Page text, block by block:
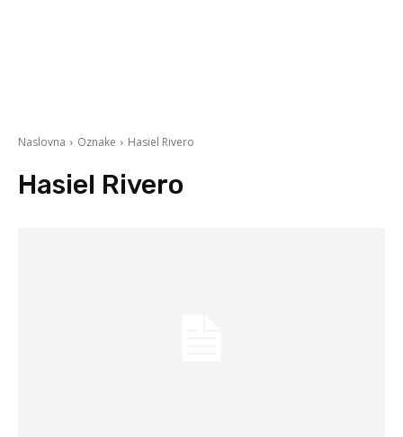
Naslovna Oznake Hasiel Rivero
Hasiel Rivero